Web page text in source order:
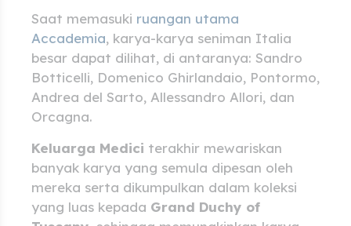
Saat memasuki ruangan utama
Accademia, karya-karya seniman Italia
besar dapat dilihat, di antaranya: Sandro
Botticelli, Domenico Ghirlandaio, Pontormo,
Andrea del Sarto, Allessandro Allori, dan
Orcagna.
Keluarga Medici terakhir mewariskan
banyak karya yang semula dipesan oleh
mereka serta dikumpulkan dalam koleksi
yang luas kepada Grand Duchy of